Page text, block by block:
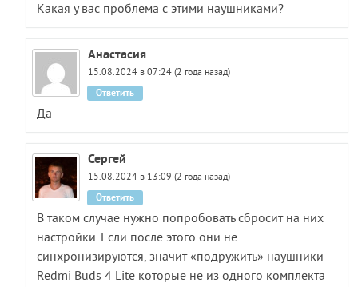
Какая у вас проблема с этими наушниками?
Анастасия
15.08.2024 в 07:24 (2 года назад)
Да
Ответить
Сергей
15.08.2024 в 13:09 (2 года назад)
В таком случае нужно попробовать сбросит на них
настройки. Если после этого они не
синхронизируются, значит «подружить» наушники
Redmi Buds 4 Lite которые не из одного комплекта
Ответить